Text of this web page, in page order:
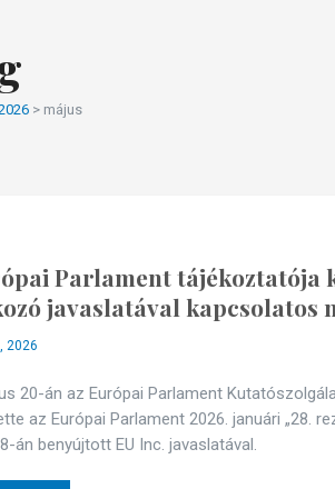
> május
Parlament tájékoztatója
javaslatával kapcsolatos
2026
20-án az Európai Parlament
az Európai Parlament 2026. januári „28.
án benyújtott EU Inc. javaslatával.